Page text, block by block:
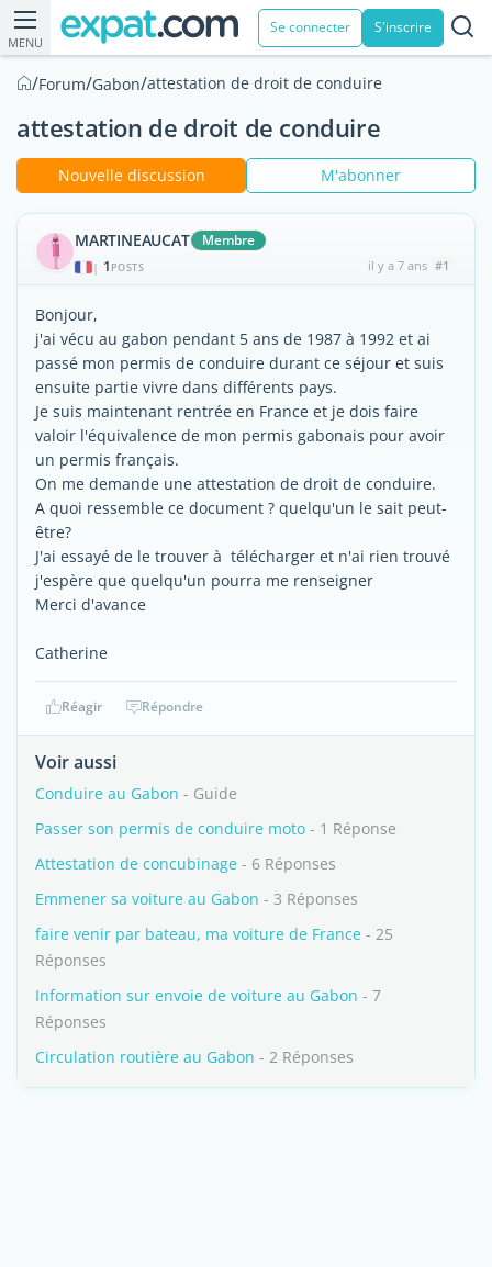
MENU
Se connecter S'inscrire
/Forum/Gabon/attestation de droit de conduire
attestation de droit de conduire
Nouvelle discussion M'abonner
MARTINEAUCAT Membre
| 1 POSTS il y a 7 ans #1
Bonjour,
j'ai vécu au gabon pendant 5 ans de 1987 à 1992 et ai
passé mon permis de conduire durant ce séjour et suis
ensuite partie vivre dans différents pays.
Je suis maintenant rentrée en France et je dois faire
valoir l'équivalence de mon permis gabonais pour avoir
un permis français.
On me demande une attestation de droit de conduire.
A quoi ressemble ce document ? quelqu'un le sait peut-
être?
J'ai essayé de le trouver à télécharger et n'ai rien trouvé
j'espère que quelqu'un pourra me renseigner
Merci d'avance
Catherine
Réagir Répondre
Voir aussi
Conduire au Gabon - Guide
Passer son permis de conduire moto - 1 Réponse
Attestation de concubinage - 6 Réponses
Emmener sa voiture au Gabon - 3 Réponses
faire venir par bateau, ma voiture de France - 25
Réponses
Information sur envoie de voiture au Gabon - 7
Réponses
Circulation routière au Gabon - 2 Réponses